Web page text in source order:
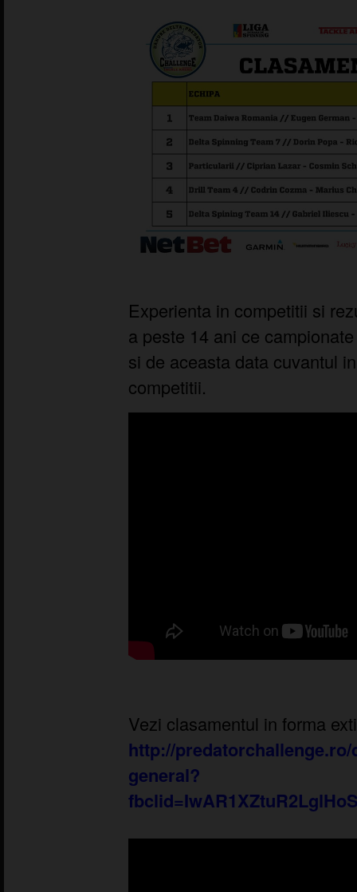
Experienta in competitii si
a peste 14 ani ce
si de aceasta data cuvantul
competitii.
Vezi clasamentul in forma
http://
general?